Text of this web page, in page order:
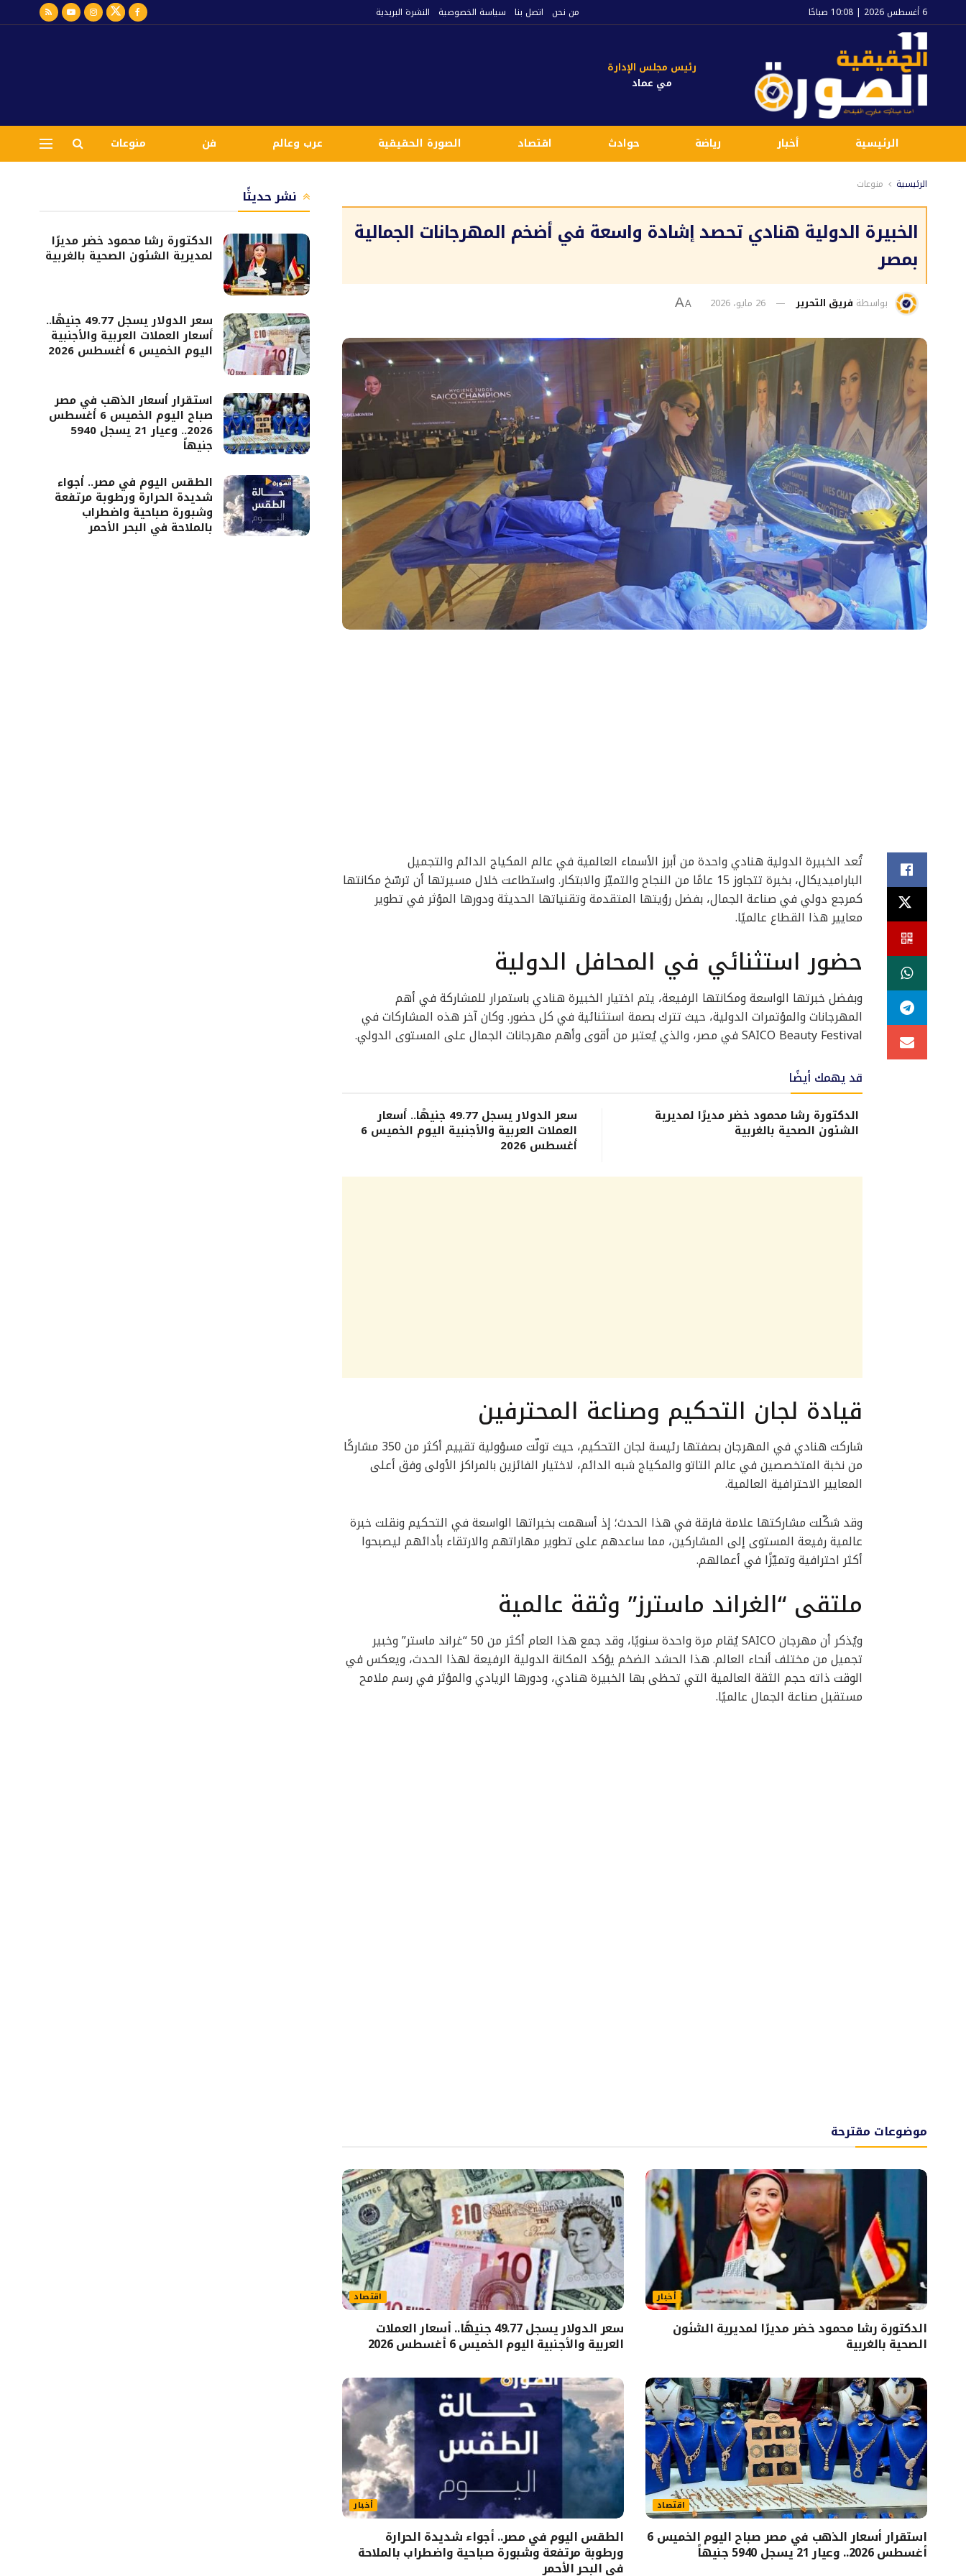
6 أغسطس 2026 | 10:08 صباحًا من نحن اتصل بنا سياسة الخصوصية النشرة البريدية
رئيس مجلس الإدارة
مي عماد
الرئيسية أخبار رياضة حوادث اقتصاد الصورة الحقيقية عرب وعالم فن منوعات
الرئيسية منوعات
الخبيرة الدولية هنادي تحصد إشادة واسعة في أضخم المهرجانات الجمالية
بمصر
بواسطة فريق التحرير 26 مايو، 2026 A
A
تُعد الخبيرة الدولية هنادي واحدة من أبرز الأسماء العالمية في عالم المكياج الدائم والتجميل
الباراميديكال، بخبرة تتجاوز 15 عامًا من النجاح والتميّز والابتكار. واستطاعت خلال مسيرتها أن ترسّخ مكانتها
كمرجع دولي في صناعة الجمال، بفضل رؤيتها المتقدمة وتقنياتها الحديثة ودورها المؤثر في تطوير
معايير هذا القطاع عالميًا.
حضور استثنائي في المحافل الدولية
وبفضل خبرتها الواسعة ومكانتها الرفيعة، يتم اختيار الخبيرة هنادي باستمرار للمشاركة في أهم
المهرجانات والمؤتمرات الدولية، حيث تترك بصمة استثنائية في كل حضور. وكان آخر هذه المشاركات في
SAICO Beauty Festival في مصر، والذي يُعتبر من أقوى وأهم مهرجانات الجمال على المستوى الدولي.
قد يهمك أيضًا
الدكتورة رشا محمود خضر مديرًا لمديرية
الشئون الصحية بالغربية
سعر الدولار يسجل 49.77 جنيهًا.. أسعار
العملات العربية والأجنبية اليوم الخميس 6
أغسطس 2026
قيادة لجان التحكيم وصناعة المحترفين
شاركت هنادي في المهرجان بصفتها رئيسة لجان التحكيم، حيث تولّت مسؤولية تقييم أكثر من 350 مشاركًا
من نخبة المتخصصين في عالم التاتو والمكياج شبه الدائم، لاختيار الفائزين بالمراكز الأولى وفق أعلى
المعايير الاحترافية العالمية.
وقد شكّلت مشاركتها علامة فارقة في هذا الحدث؛ إذ أسهمت بخبراتها الواسعة في التحكيم ونقلت خبرة
عالمية رفيعة المستوى إلى المشاركين، مما ساعدهم على تطوير مهاراتهم والارتقاء بأدائهم ليصبحوا
أكثر احترافية وتميّزًا في أعمالهم.
ملتقى “الغراند ماسترز” وثقة عالمية
ويُذكر أن مهرجان SAICO يُقام مرة واحدة سنويًا، وقد جمع هذا العام أكثر من 50 “غراند ماستر” وخبير
تجميل من مختلف أنحاء العالم. هذا الحشد الضخم يؤكد المكانة الدولية الرفيعة لهذا الحدث، ويعكس في
الوقت ذاته حجم الثقة العالمية التي تحظى بها الخبيرة هنادي، ودورها الريادي والمؤثر في رسم ملامح
مستقبل صناعة الجمال عالميًا.
موضوعات مقترحة
أخبار
الدكتورة رشا محمود خضر مديرًا لمديرية الشئون
الصحية بالغربية
اقتصاد
سعر الدولار يسجل 49.77 جنيهًا.. أسعار العملات
العربية والأجنبية اليوم الخميس 6 أغسطس 2026
اقتصاد
استقرار أسعار الذهب في مصر صباح اليوم الخميس 6
أغسطس 2026.. وعيار 21 يسجل 5940 جنيهاً
أخبار
الطقس اليوم في مصر.. أجواء شديدة الحرارة
ورطوبة مرتفعة وشبورة صباحية واضطراب بالملاحة
في البحر الأحمر
نشر حديثًا
الدكتورة رشا محمود خضر مديرًا
لمديرية الشئون الصحية بالغربية
سعر الدولار يسجل 49.77 جنيهًا..
أسعار العملات العربية والأجنبية
اليوم الخميس 6 أغسطس 2026
استقرار أسعار الذهب في مصر
صباح اليوم الخميس 6 أغسطس
2026.. وعيار 21 يسجل 5940
جنيهاً
الطقس اليوم في مصر.. أجواء
شديدة الحرارة ورطوبة مرتفعة
وشبورة صباحية واضطراب
بالملاحة في البحر الأحمر